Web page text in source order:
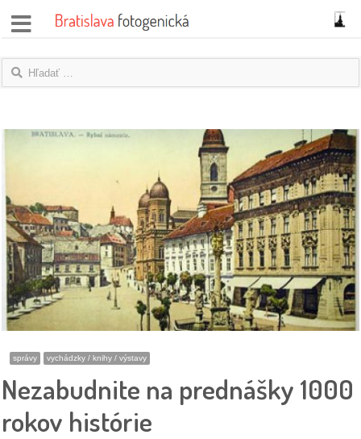
správy
názory
rozhovory
fotky
protesty
granty
kalendár
správy vychádzky / knihy / výstavy
Nezabudnite na prednášky 1000
rokov histórie